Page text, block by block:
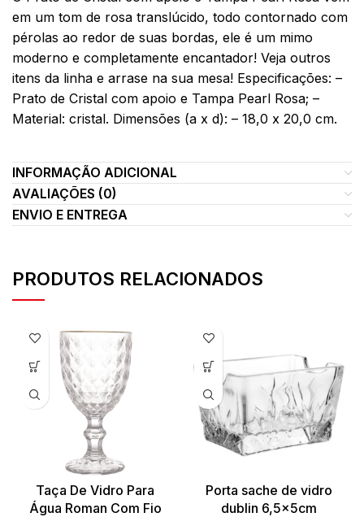
em um tom de rosa translúcido, todo contornado com
pérolas ao redor de suas bordas, ele é um mimo
moderno e completamente encantador! Veja outros
itens da linha e arrase na sua mesa! Especificações: –
Prato de Cristal com apoio e Tampa Pearl Rosa; –
Material: cristal. Dimensões (a x d): – 18,0 x 20,0 cm.
INFORMAÇÃO ADICIONAL
AVALIAÇÕES (0)
ENVIO E ENTREGA
PRODUTOS RELACIONADOS
Taça De Vidro Para
Água Roman Com Fio
Porta sache de vidro
dublin 6,5x5cm